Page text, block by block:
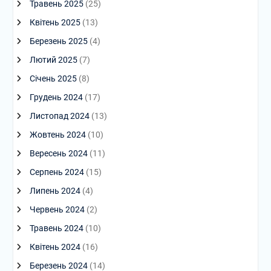
Травень 2025(25)
Квітень 2025(13)
Березень 2025(4)
Лютий 2025(7)
Січень 2025(8)
Грудень 2024(17)
Листопад 2024(13)
Жовтень 2024(10)
Вересень 2024(11)
Серпень 2024(15)
Липень 2024(4)
Червень 2024(2)
Травень 2024(10)
Квітень 2024(16)
Березень 2024(14)